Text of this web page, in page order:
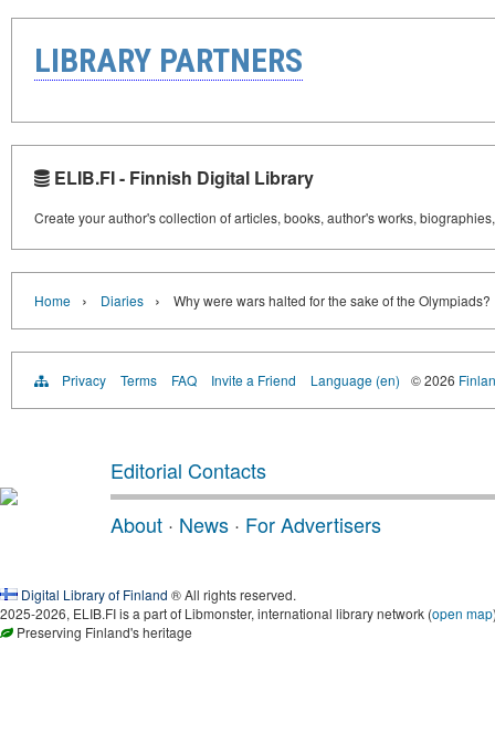
LIBRARY PARTNERS
ELIB.FI - Finnish Digital Library
Create your author's collection of articles, books, author's works,
Home › Diaries › Why were wars halted for the sake of the Olympiads?
Privacy Terms FAQ Invite a Friend Language (en) © 2026
Editorial Contacts
About · News · For Advertisers
Digital Library of Finland ® All rights reserved.
2025-2026, ELIB.FI is a part of Libmonster, international library network (open map
Preserving Finland's heritage